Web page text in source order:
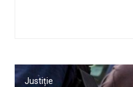
Justiție